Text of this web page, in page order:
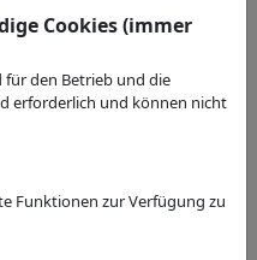
Cookies (immer
für den Betrieb und die
erforderlich und können nicht
Funktionen zur Verfügung zu